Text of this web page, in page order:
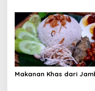
Makanan Khas dari